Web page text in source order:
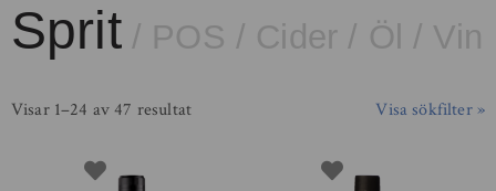
Sprit/ POS / Cider / Öl / Vin
Visa sökfilter »
Visar 1–24 av 47 resultat